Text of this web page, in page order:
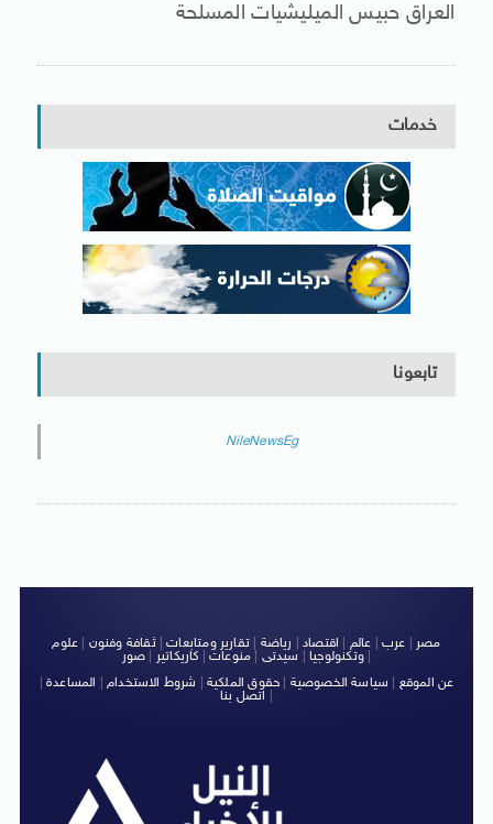
العراق حبيس الميليشيات المسلحة
خدمات
تابعونا
NileNewsEg
مصر عرب عالم اقتصاد رياضة |تقارير ومتابعات|ثقافة وفنون
علوم
وتكنولوجيا| سيدتى منوعات كاريكاتير صور
|
عن الموقع
سياسة الخصوصية حقوق الملكية شروط الاستخدام| المساعدة|
اتصل بنا